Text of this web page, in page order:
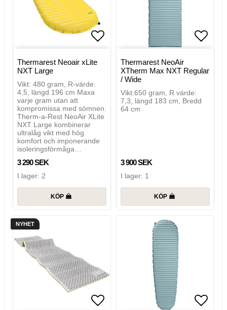
Lägg till i favoritlistan
Thermarest Neoair xLite
NXT Large
Vikt: 480 gram, R-värde:
4,5, längd 196 cm Maxa
varje gram utan att
kompromissa med sömnen.
Therm-a-Rest NeoAir XLite
NXT Large kombinerar
ultralåg vikt med hög
komfort och imponerande
isoleringsförmåga…
3 290 SEK
I lager: 2
KÖP
Thermarest NeoAir
XTherm Max NXT Regular
/ Wide
Vikt:650 gram, R värde:
7,3, längd 183 cm, Bredd
64 cm
3 900 SEK
I lager: 1
KÖP
NYHET